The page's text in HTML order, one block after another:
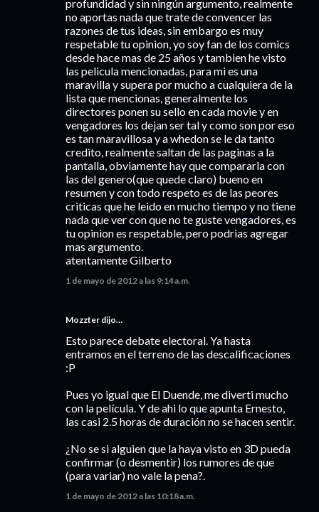
profundidad y sin ningún argumento, realmente
no aportas nada que trate de convencer las
razones de tus ideas, sin embargo es muy
respetable tu opinion, yo soy fan de los comics
desde hace mas de 25 años y tambien he visto
las pelicula mencionadas, para mi es una
maravilla y supera por mucho a cualquiera de la
lista que mencionas, generalmente los
directores ponen su sello en cada movie y en
vengadores los dejan ser tal y como son por eso
es tan maravillosa y a whedon se le da tanto
credito, realmente saltan de las paginas a la
pantalla, obviamente hay que compararla con
las del genero(que quede claro) bueno en
resumen y con todo respeto es de las peores
criticas que he leido en mucho tiempo y no tiene
nada que ver con que no te guste vengadores, es
tu opinion es respetable, pero podrias agregar
mas argumento.
atentamente Gilberto
1 de mayo de 2012 a las 9:14 a.m.
Mozzter dijo…
Esto parece debate electoral. Ya hasta
entramos en el terreno de las descalificaciones
:P
Pues yo igual que El Duende, me diverti mucho
con la película. Y de ahi lo que apunta Ernesto,
las casi 2.5 horas de duración no se hacen sentir.
¿No se si alguien que la haya visto en 3D pueda
confirmar (o desmentir) los rumores de que
(para variar) no vale la pena?.
1 de mayo de 2012 a las 10:18 a.m.